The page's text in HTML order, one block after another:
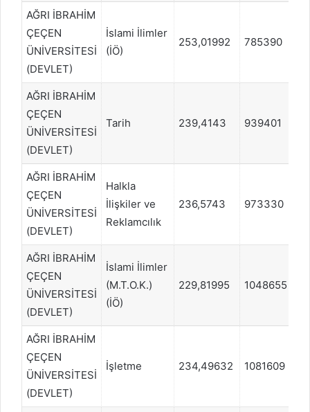
AĞRI İBRAHİM
ÇEÇEN
ÜNİVERSİTESİ
(DEVLET)
İslami İlimler
(İÖ)
253,01992 785390
AĞRI İBRAHİM
ÇEÇEN
ÜNİVERSİTESİ
(DEVLET)
Tarih 239,4143 939401
AĞRI İBRAHİM
ÇEÇEN
ÜNİVERSİTESİ
(DEVLET)
Halkla
İlişkiler ve
Reklamcılık
236,5743 973330
AĞRI İBRAHİM
ÇEÇEN
ÜNİVERSİTESİ
(DEVLET)
İslami İlimler
(M.T.O.K.)
(İÖ)
229,81995 1048655
AĞRI İBRAHİM
ÇEÇEN
ÜNİVERSİTESİ
(DEVLET)
İşletme 234,49632 1081609